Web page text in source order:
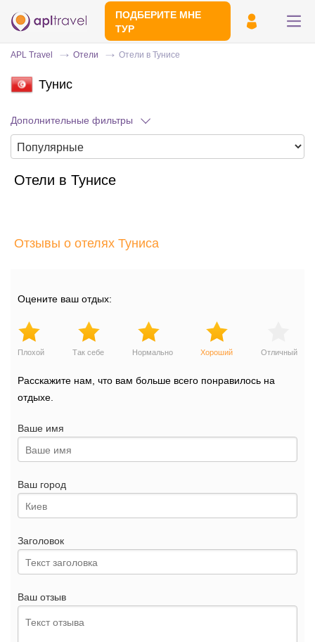
ПОДБЕРИТЕ МНЕ
ТУР
минут
APL Travel Отели Отели в Тунисе
Тунис
Дополнительные фильтры
Отели в Тунисе
Отзывы о отелях Туниса
Оцените ваш отдых:
Плохой Так себе Нормально Хороший Отличный
Расскажите нам, что вам больше всего понравилось на
отдыхе.
Ваше имя
Ваш город
Заголовок
Ваш отзыв